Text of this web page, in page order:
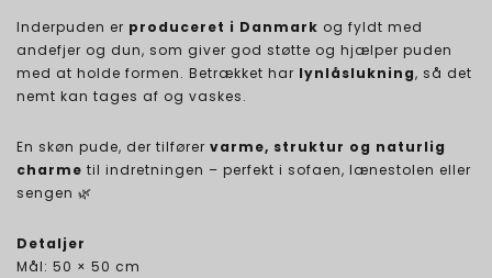
Inderpuden er produceret i Danmark og fyldt med
andefjer og dun, som giver god støtte og hjælper puden
med at holde formen. Betrækket har lynlåslukning, så det
nemt kan tages af og vaskes.
En skøn pude, der tilfører varme, struktur og naturlig
charme til indretningen – perfekt i sofaen, lænestolen eller
sengen 🌿
Detaljer
Mål: 50 × 50 cm